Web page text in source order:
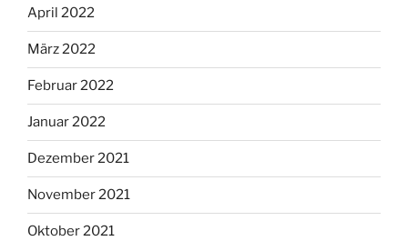
April 2022
März 2022
Februar 2022
Januar 2022
Dezember 2021
November 2021
Oktober 2021